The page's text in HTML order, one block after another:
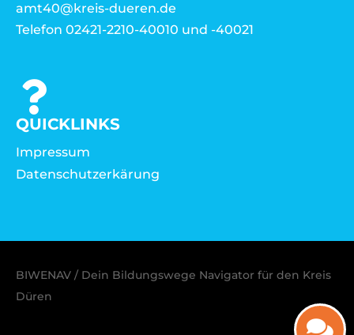
amt40@kreis-dueren.de
Telefon 02421-2210-40010 und -40021
QUICKLINKS
Impressum
Datenschutzerkärung
BIWENAV / Dein Bildungswege Navigator für den Kreis
Düren